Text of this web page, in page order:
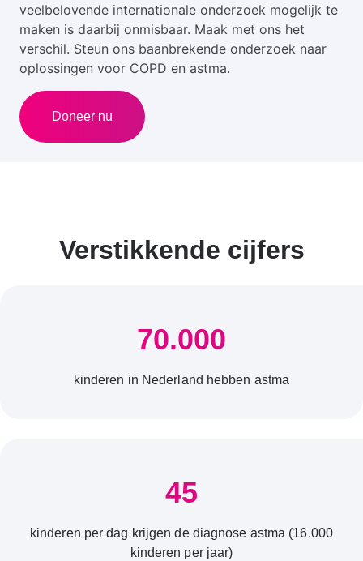
veelbelovende internationale onderzoek mogelijk te
maken is daarbij onmisbaar. Maak met ons het
verschil. Steun ons baanbrekende onderzoek naar
oplossingen voor COPD en astma.
Doneer nu
Verstikkende cijfers
70.000
kinderen in Nederland hebben astma
45
kinderen per dag krijgen de diagnose astma (16.000
kinderen per jaar)